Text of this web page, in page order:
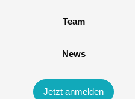
Team
News
Jetzt anmelden